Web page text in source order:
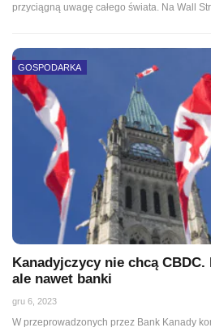
przyciągną uwagę całego świata. Na Wall
GOSPODARKA
Kanadyjczycy nie chcą
ale nawet banki
gru 6, 2023
W przeprowadzonych przez Bank Kanady